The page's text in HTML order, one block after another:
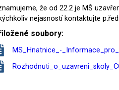
že od 22.2 je MŠ
nejasností kontaktujte
soubory:
MS_Hnatnice_-